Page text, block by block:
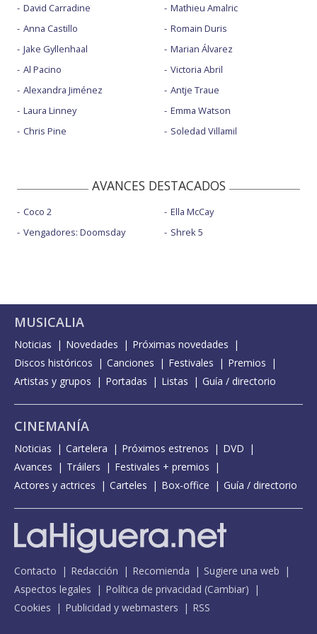
David Carradine
Anna Castillo
Jake Gyllenhaal
Al Pacino
Alexandra Jiménez
Laura Linney
Chris Pine
Mathieu Amalric
Romain Duris
Marian Álvarez
Victoria Abril
Antje Traue
Emma Watson
Soledad Villamil
AVANCES DESTACADOS
Coco 2
Vengadores: Doomsday
Ella McCay
Shrek 5
MUSICALIA
Noticias Novedades
Próximas novedades
Discos históricos
Canciones Festivales
Premios
Artistas y grupos
Portadas Listas Guía / directorio
CINEMANÍA
Noticias Cartelera Próximos estrenos
DVD
Avances
Tráilers
Festivales + premios
Actores y actrices
Carteles Box-office Guía / directorio
Contacto Redacción Recomienda
Sugiere una web
Aspectos legales
Política de privacidad (Cambiar)
Cookies
Publicidad y webmasters RSS